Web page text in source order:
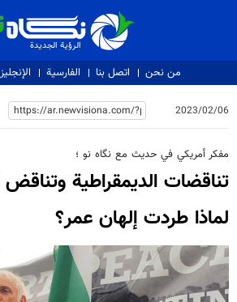
الرؤية الجديدة
الرؤية الجديدة
من نحن اتصل بنا الفارسية
2023/02/06
مفكر أمريكي في حديث مع نگاه نو ؛
تناقضات الديمقراطية وتناقض
لماذا طردت إلهان عمر؟